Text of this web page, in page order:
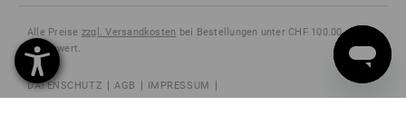
Alle Preise zzgl. Versandkosten bei Bestellungen unter CHF 100.00
Warenwert.
DATENSCHUTZ AGB
IMPRESSUM